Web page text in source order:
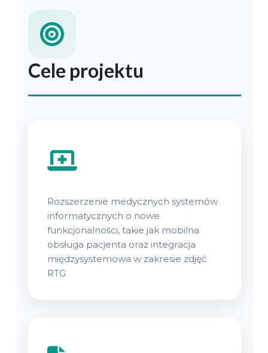
Cele projektu
Rozszerzenie medycznych systemów
informatycznych o nowe
funkcjonalności, takie jak mobilna
obsługa pacjenta oraz integracja
międzysystemowa w zakresie zdjęć
RTG